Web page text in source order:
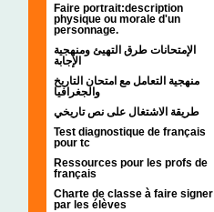
Faire portrait:description
physique ou morale d'un
personnage.
الإمتحانات طرق التهيئ ومنهجية
الإجابة
منهجية التعامل مع امتحان التاريخ
والجغرافيا
طريقة الاشتغال على نص تاريخي
Test diagnostique de français
pour tc
Ressources pour les profs de
français
Charte de classe à faire signer
par les élèves